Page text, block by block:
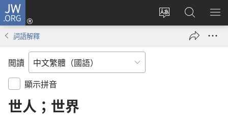
JW.ORG
更
登
入
（開
搜
尋
JW.ORG
顯
詞語解釋
閲讀
顯示拼音
世人 ； 世界